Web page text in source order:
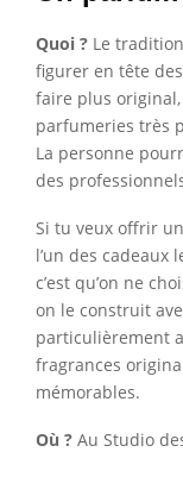
Quoi ? Le
figurer en tête
faire plus
parfumeries très
La personne
des
Si tu veux offrir
l’un des cadeaux
c’est qu’on ne
on le construit
particulièrement
fragrances
mémorables.
Où ? Au Studio